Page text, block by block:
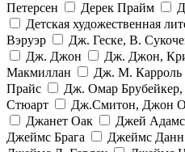
Петерсен
Дерек Прайм
Детская художественная
Вэруэр
Дж. Геске, В.
Дж. Джон
Дж. Джон,
Макмиллан
Дж. М. Карроль
Прайс
Дж. Омар Брубейкер,
Стюарт
Дж.Смитон, Джон
Джанет Оак
Джей Адамс
Джеймс Брага
Джеймс Данн